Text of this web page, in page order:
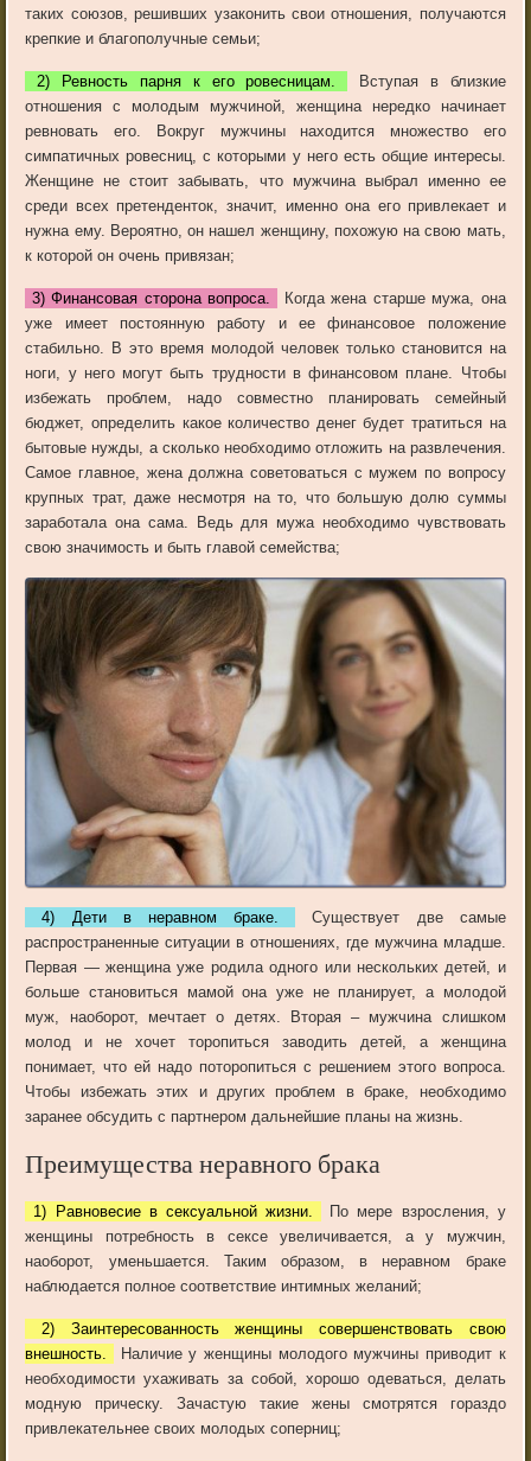
таких союзов, решивших узаконить свои отношения, получаются
крепкие и благополучные семьи;
2) Ревность парня к его ровесницам.
Вступая в близкие
отношения с молодым мужчиной, женщина нередко начинает
ревновать его. Вокруг мужчины находится множество его
симпатичных ровесниц, с которыми у него есть общие интересы.
Женщине не стоит забывать, что мужчина выбрал именно ее
среди всех претенденток, значит, именно она его привлекает и
нужна ему. Вероятно, он нашел женщину, похожую на свою мать,
к которой он очень привязан;
3) Финансовая сторона вопроса.
Когда жена старше мужа, она
уже имеет постоянную работу и ее финансовое положение
стабильно. В это время молодой человек только становится на
ноги, у него могут быть трудности в финансовом плане. Чтобы
избежать проблем, надо совместно планировать семейный
бюджет, определить какое количество денег будет тратиться на
бытовые нужды, а сколько необходимо отложить на развлечения.
Самое главное, жена должна советоваться с мужем по вопросу
крупных трат, даже несмотря на то, что большую долю суммы
заработала она сама. Ведь для мужа необходимо чувствовать
свою значимость и быть главой семейства;
4) Дети в неравном браке.
Существует две самые
распространенные ситуации в отношениях, где мужчина младше.
Первая — женщина уже родила одного или нескольких детей, и
больше становиться мамой она уже не планирует, а молодой
муж, наоборот, мечтает о детях. Вторая – мужчина слишком
молод и не хочет торопиться заводить детей, а женщина
понимает, что ей надо поторопиться с решением этого вопроса.
Чтобы избежать этих и других проблем в браке, необходимо
заранее обсудить с партнером дальнейшие планы на жизнь.
Преимущества неравного брака
1) Равновесие в сексуальной жизни.
По мере взросления, у
женщины потребность в сексе увеличивается, а у мужчин,
наоборот, уменьшается. Таким образом, в неравном браке
наблюдается полное соответствие интимных желаний;
2) Заинтересованность женщины совершенствовать свою
внешность.
Наличие у женщины молодого мужчины приводит к
необходимости ухаживать за собой, хорошо одеваться, делать
модную прическу. Зачастую такие жены смотрятся гораздо
привлекательнее своих молодых соперниц;